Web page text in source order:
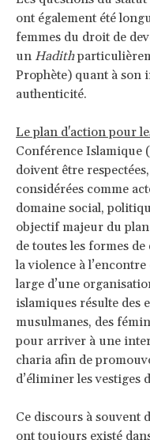
ont également été
femmes du droit de
un Hadith
Prophète) quant à son
authenticité.
Le plan d'action pour
Conférence Islamique
doivent être
considérées comme
domaine social,
objectif majeur du
de toutes les formes
la violence à
large d’une
islamiques résulte des
musulmanes, des
pour arriver à une
charia afin de
d’éliminer les
Ce discours à souvent
ont toujours existé